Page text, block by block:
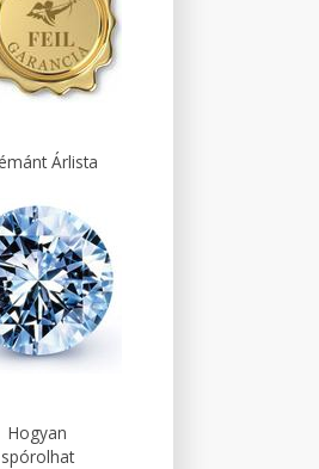
Árlista
Hogyan
spórolhat